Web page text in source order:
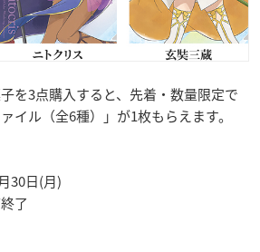
を3点購入すると、先着・数量限定で
イル（全6種）」が1枚もらえます。
30日(月)
了